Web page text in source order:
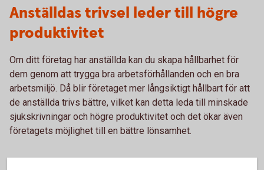
Anställdas trivsel leder till högre
produktivitet
Om ditt företag har anställda kan du skapa hållbarhet för
dem genom att trygga bra arbetsförhållanden och en bra
arbetsmiljö. Då blir företaget mer långsiktigt hållbart för att
de anställda trivs bättre, vilket kan detta leda till minskade
sjukskrivningar och högre produktivitet och det ökar även
företagets möjlighet till en bättre lönsamhet.